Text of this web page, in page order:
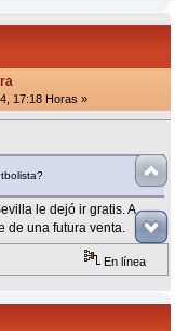
17:18 Horas »
le dejó ir gratis. A
una futura venta.
En línea